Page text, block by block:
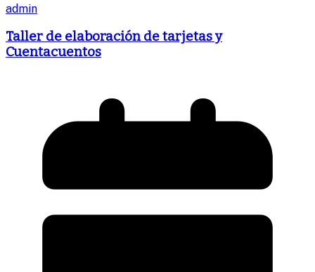
admin
Taller de elaboración de tarjetas y
Cuentacuentos